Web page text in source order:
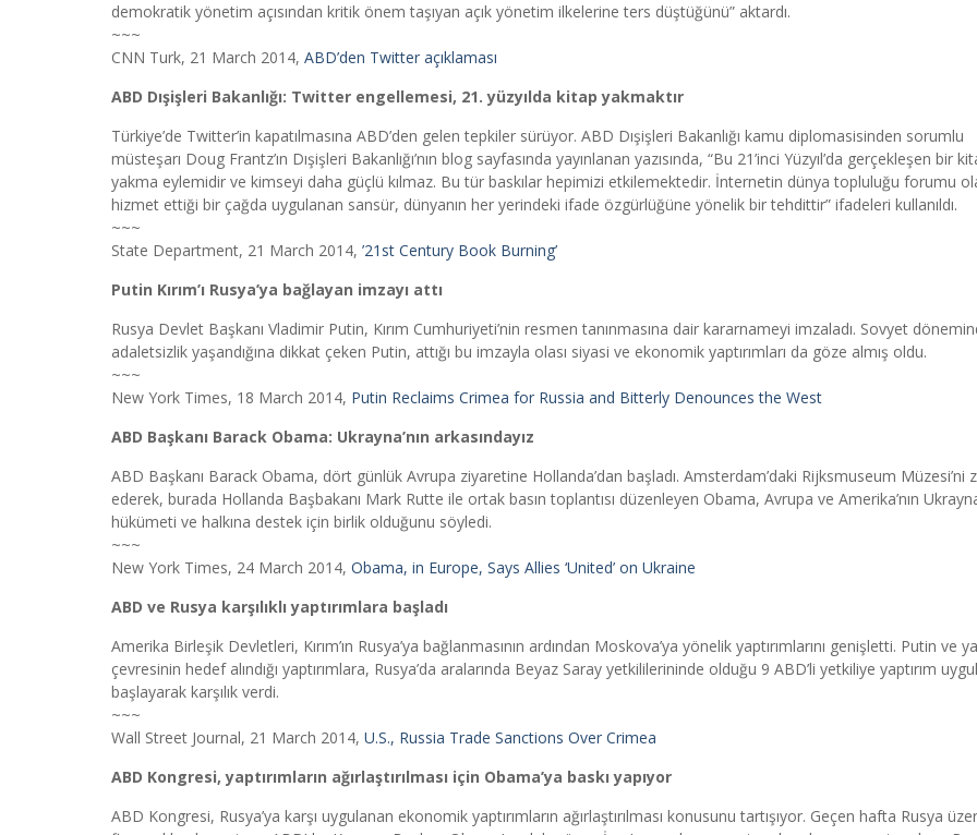
demokratik yönetim açısından kritik önem taşıyan açık yönetim ilkelerine ters düştüğünü” aktardı.
~~~
CNN Turk, 21 March 2014, ABD’den Twitter açıklaması
ABD Dışişleri Bakanlığı: Twitter engellemesi, 21. yüzyılda kitap yakmaktır
Türkiye’de Twitter’in kapatılmasına ABD’den gelen tepkiler sürüyor. ABD Dışişleri Bakanlığı kamu diplomasisinden sorumlu
müsteşarı Doug Frantz’ın Dışişleri Bakanlığı’nın blog sayfasında yayınlanan yazısında, “Bu 21’inci Yüzyıl’da gerçekleşen bir
yakma eylemidir ve kimseyi daha güçlü kılmaz. Bu tür baskılar hepimizi etkilemektedir. İnternetin dünya topluluğu forumu
hizmet ettiği bir çağda uygulanan sansür, dünyanın her yerindeki ifade özgürlüğüne yönelik bir tehdittir” ifadeleri kullanıldı.
~~~
State Department, 21 March 2014, ’21st Century Book Burning’
Putin Kırım’ı Rusya’ya bağlayan imzayı attı
Rusya Devlet Başkanı Vladimir Putin, Kırım Cumhuriyeti’nin resmen tanınmasına dair kararnameyi imzaladı. Sovyet
adaletsizlik yaşandığına dikkat çeken Putin, attığı bu imzayla olası siyasi ve ekonomik yaptırımları da göze almış oldu.
~~~
New York Times, 18 March 2014, Putin Reclaims Crimea for Russia and Bitterly Denounces the West
ABD Başkanı Barack Obama: Ukrayna’nın arkasındayız
ABD Başkanı Barack Obama, dört günlük Avrupa ziyaretine Hollanda’dan başladı. Amsterdam’daki Rijksmuseum Müzesi’ni
ederek, burada Hollanda Başbakanı Mark Rutte ile ortak basın toplantısı düzenleyen Obama, Avrupa ve Amerika’nın
hükümeti ve halkına destek için birlik olduğunu söyledi.
~~~
New York Times, 24 March 2014, Obama, in Europe, Says Allies ‘United’ on Ukraine
ABD ve Rusya karşılıklı yaptırımlara başladı
Amerika Birleşik Devletleri, Kırım’ın Rusya’ya bağlanmasının ardından Moskova’ya yönelik yaptırımlarını genişletti. Putin ve
çevresinin hedef alındığı yaptırımlara, Rusya’da aralarında Beyaz Saray yetkililerininde olduğu 9 ABD’li yetkiliye yaptırım
başlayarak karşılık verdi.
~~~
Wall Street Journal, 21 March 2014, U.S., Russia Trade Sanctions Over Crimea
ABD Kongresi, yaptırımların ağırlaştırılması için Obama’ya baskı yapıyor
ABD Kongresi, Rusya’ya karşı uygulanan ekonomik yaptırımların ağırlaştırılması konusunu tartışıyor. Geçen hafta Rusya